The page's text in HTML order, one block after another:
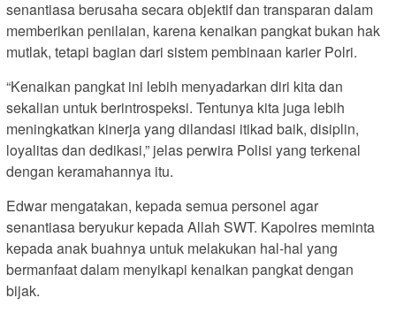
senantiasa berusaha secara objektif dan transparan dalam
memberikan penilaian, karena kenaikan pangkat bukan hak
mutlak, tetapi bagian dari sistem pembinaan karier Polri.
“Kenaikan pangkat ini lebih menyadarkan diri kita dan
sekalian untuk berintrospeksi. Tentunya kita juga lebih
meningkatkan kinerja yang dilandasi itikad baik, disiplin,
loyalitas dan dedikasi,” jelas perwira Polisi yang terkenal
dengan keramahannya itu.
Edwar mengatakan, kepada semua personel agar
senantiasa beryukur kepada Allah SWT. Kapolres meminta
kepada anak buahnya untuk melakukan hal-hal yang
bermanfaat dalam menyikapi kenaikan pangkat dengan
bijak.